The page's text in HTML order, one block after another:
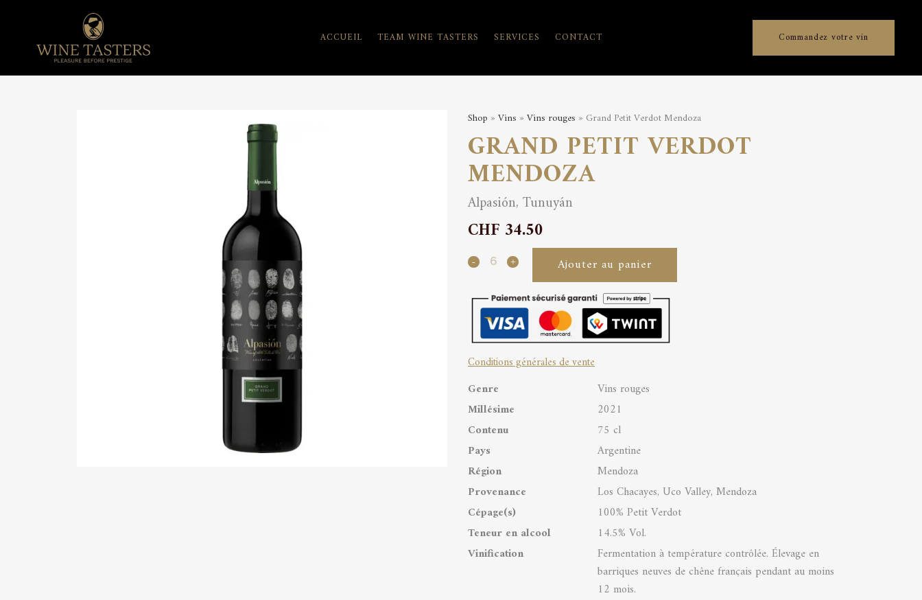
Commandez votre vin
ACCUEIL TEAM WINE TASTERS SERVICES CONTACT
Shop » Vins » Vins rouges » Grand Petit Verdot Mendoza
GRAND PETIT VERDOT
MENDOZA
Alpasión, Tunuyán
CHF 34.50
Grand
Verdot
Mendoza
quantity
Ajouter au panier
Conditions générales de vente
Genre
Vins rouges
Millésime
2021
Contenu
75 cl
Pays
Argentine
Région
Mendoza
Provenance
Los Chacayes, Uco Valley, Mendoza
Cépage(s)
100% Petit Verdot
Teneur en alcool
14.5% Vol.
Vinification
Fermentation à température contrôlée. Élevage en
barriques neuves de chêne français pendant au moins
12 mois.